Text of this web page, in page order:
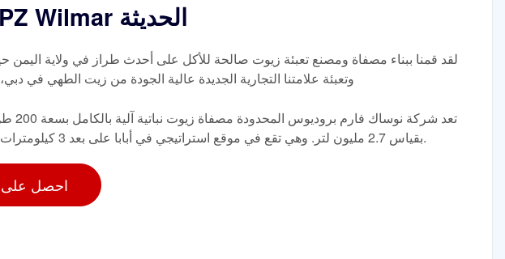
مصفاة PZ Wilmar الحديثة
لقد قمنا ببناء مصفاة ومصنع تعبئة زيوت صالحة للأكل على أحدث طراز في ولاية اليمن
وتعبئة علامتنا التجارية الجديدة عالية الجودة من زيت الطهي في دبي،
بقياس 2.7 مليون لتر. وهي تقع في موقع استراتيجي في أبابا على بعد 3 كيلومترات من مدينة أبابا.
احصل على